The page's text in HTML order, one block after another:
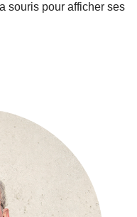
souris pour afficher ses